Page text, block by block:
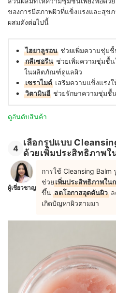
ของการมีสภาพผิวที่แข็งแรงและสุข
ผสมดังต่อไปนี้
ไฮยาลูรอน ช่วยเพิ่มความชุ่ม
กลีเซอรีน ช่วยเพิ่มความชุ่มชื้น
ในผลิตภัณฑ์ดูแลผิว
เซราไมด์ เสริมความแข็งแรง
วิตามินอี ช่วยรักษาความชุ่มชื้
ดูอันดับสินค้า
4
เลือกรูปแบบ
ด้วยเพิ่มประสิทธิภาพใ
ผู้เชี่ยวชาญ
การใช้ Cleansing
ช่วยเพิ่มประสิทธิภาพใน
ขึ้น ลดโอกาสอุดตันผิว
เกิดปัญหาผิวตามมา